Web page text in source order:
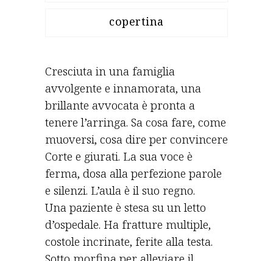
copertina
Cresciuta in una famiglia
avvolgente e innamorata, una
brillante avvocata è pronta a
tenere l’arringa. Sa cosa fare, come
muoversi, cosa dire per convincere
Corte e giurati. La sua voce è
ferma, dosa alla perfezione parole
e silenzi. L’aula è il suo regno.
Una paziente è stesa su un letto
d’ospedale. Ha fratture multiple,
costole incrinate, ferite alla testa.